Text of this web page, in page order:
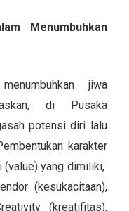
Menumbuhkan
jiwa
di Pusaka
potensi diri lalu
karakter
(value) yang dimiliki,
(kesukacitaan),
(kreatifitas),